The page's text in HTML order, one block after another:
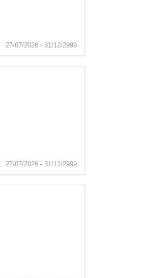
27/07/2026 - 31/12/2999
27/07/2026 - 31/12/2999